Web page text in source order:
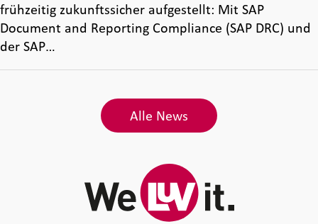
frühzeitig zukunftssicher aufgestellt: Mit SAP
Document and Reporting Compliance (SAP DRC) und
der SAP…
Alle News